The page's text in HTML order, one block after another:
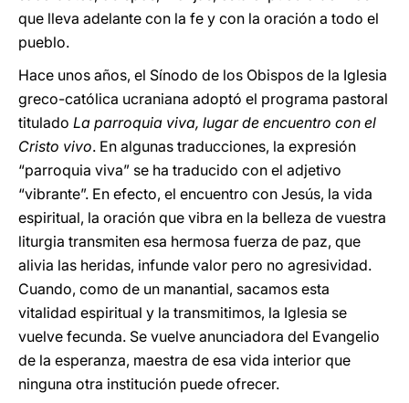
que lleva adelante con la fe y con la oración a todo el
pueblo.
Hace unos años, el Sínodo de los Obispos de la Iglesia
greco-católica ucraniana adoptó el programa pastoral
titulado La parroquia viva, lugar de encuentro con el
Cristo vivo. En algunas traducciones, la expresión
“parroquia viva” se ha traducido con el adjetivo
“vibrante”. En efecto, el encuentro con Jesús, la vida
espiritual, la oración que vibra en la belleza de vuestra
liturgia transmiten esa hermosa fuerza de paz, que
alivia las heridas, infunde valor pero no agresividad.
Cuando, como de un manantial, sacamos esta
vitalidad espiritual y la transmitimos, la Iglesia se
vuelve fecunda. Se vuelve anunciadora del Evangelio
de la esperanza, maestra de esa vida interior que
ninguna otra institución puede ofrecer.